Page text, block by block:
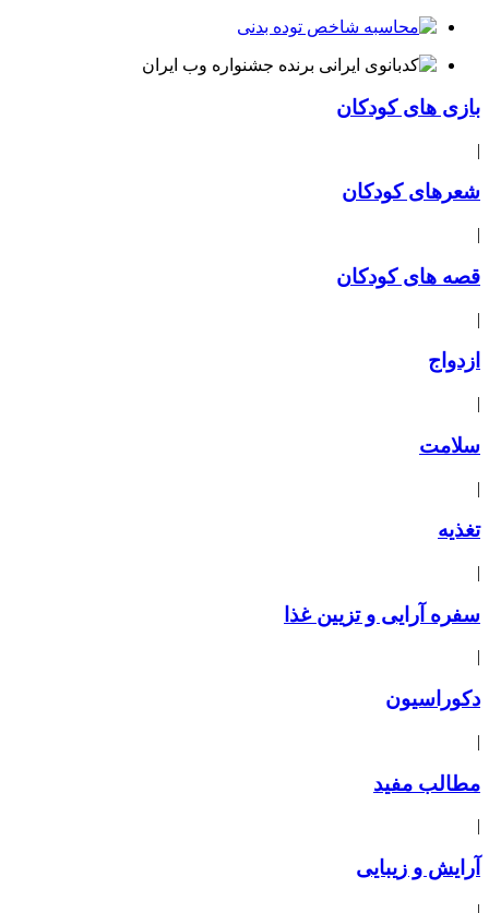
بازی های کودکان
|
شعرهای کودکان
|
قصه های کودکان
|
ازدواج
|
سلامت
|
تغذیه
|
سفره آرایی و تزیین غذا
|
دکوراسیون
|
مطالب مفید
|
آرایش و زیبایی